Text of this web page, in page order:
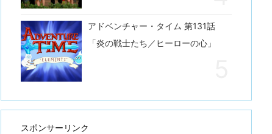
アドベンチャー・タイム 第131話
「炎の戦士たち／ヒーローの心」
スポンサーリンク